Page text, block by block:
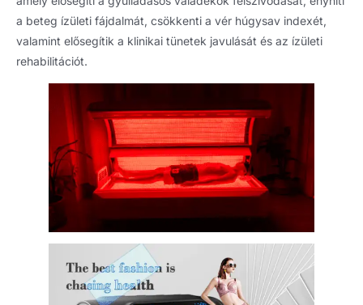
a beteg ízületi fájdalmát, csökkenti a vér húgysav indexét,
valamint elősegítik a klinikai tünetek javulását és az ízületi
rehabilitációt.